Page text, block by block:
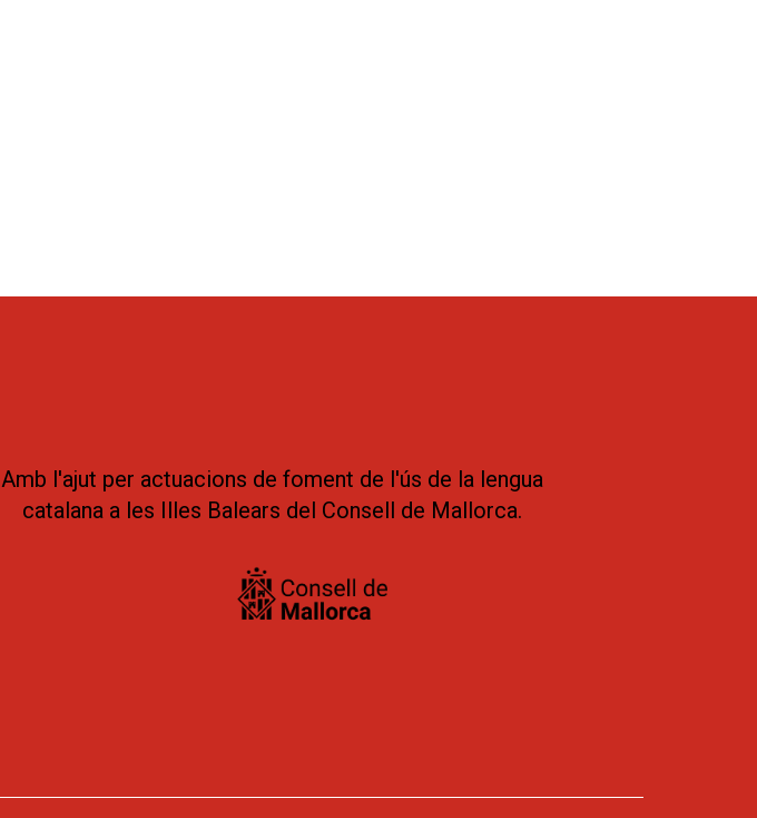
Amb l'ajut per actuacions de foment de l'ús de la lengua
catalana a les Illes Balears del Consell de Mallorca.